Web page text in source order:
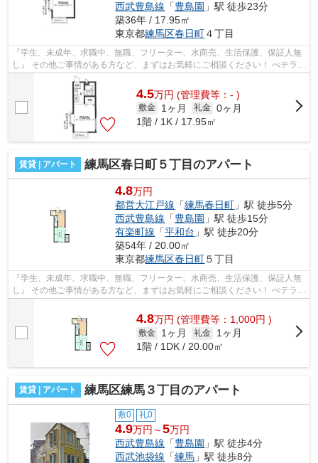
西武豊島線 「豊島園 」駅 徒歩23分
築36年 / 17.95㎡
東京都練馬区春日町４丁目
『学生、未成年、求職中、無職、フリーター、水商売、生活保護、保証人無
し』 その他ご事情がある方など、まずはお気軽にご相談ください！ べテラン
スタッフが対応致しますのでご希望...
4.5万円 (管理費等：- )
敷金 1ヶ月 礼金 0ヶ月
1階 / 1K / 17.95㎡
賃貸 | アパート 練馬区春日町５丁目のアパート
4.8万円
都営大江戸線 「練馬春日町 」駅 徒歩5分
西武豊島線 「豊島園 」駅 徒歩15分
有楽町線 「平和台 」駅 徒歩20分
築54年 / 20.00㎡
東京都練馬区春日町５丁目
『学生、未成年、求職中、無職、フリーター、水商売、生活保護、保証人無
し』 その他ご事情がある方など、まずはお気軽にご相談ください！ べテラン
スタッフが対応致しますのでご希望...
4.8万円 (管理費等：1,000円 )
敷金 1ヶ月 礼金
1ヶ月
1階 / 1DK / 20.00㎡
賃貸 | アパート 練馬区練馬３丁目のアパート
敷0 礼0
4.9万円～5万円
西武豊島線 「豊島園 」駅 徒歩4分
西武池袋線 「練馬 」駅 徒歩8分